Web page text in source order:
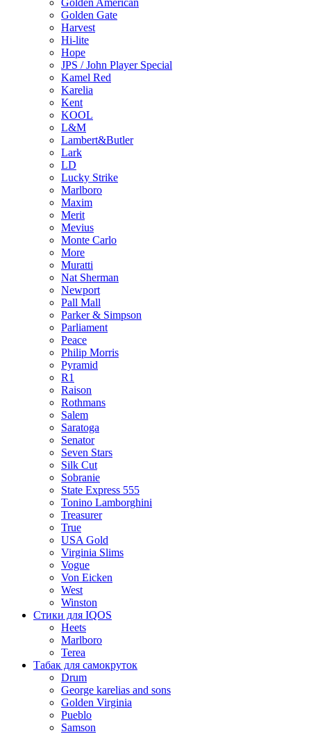
Golden American
Golden Gate
Harvest
Hi-lite
Hope
JPS / John Player Special
Kamel Red
Karelia
Kent
KOOL
L&M
Lambert&Butler
Lark
LD
Lucky Strike
Marlboro
Maxim
Merit
Mevius
Monte Carlo
More
Muratti
Nat Sherman
Newport
Pall Mall
Parker & Simpson
Parliament
Peace
Philip Morris
Pyramid
R1
Raison
Rothmans
Salem
Saratoga
Senator
Seven Stars
Silk Cut
Sobranie
State Express 555
Tonino Lamborghini
Treasurer
True
USA Gold
Virginia Slims
Vogue
Von Eicken
West
Winston
Стики для IQOS
Heets
Marlboro
Terea
Табак для самокруток
Drum
George karelias and sons
Golden Virginia
Pueblo
Samson